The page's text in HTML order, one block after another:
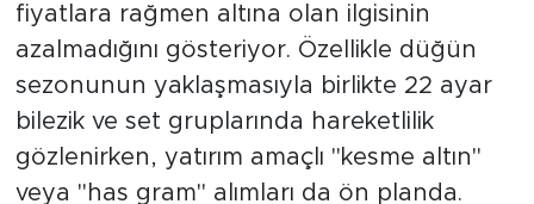
fiyatlara rağmen altına olan ilgisinin
azalmadığını gösteriyor. Özellikle düğün
sezonunun yaklaşmasıyla birlikte 22 ayar
bilezik ve set gruplarında hareketlilik
gözlenirken, yatırım amaçlı "kesme altın"
veya "has gram" alımları da ön planda.